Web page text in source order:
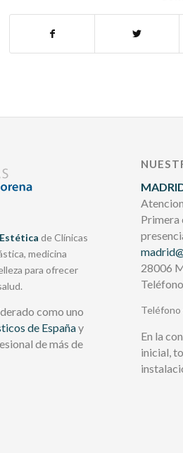
de Clínicas
medicina
para ofrecer
como uno
de Españay
de más de
Primera
28006
Teléfono
En la
inicial,